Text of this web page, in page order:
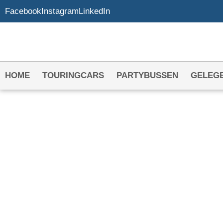
FacebookInstagramLinkedIn
HOME TOURINGCARS PARTYBUSSEN